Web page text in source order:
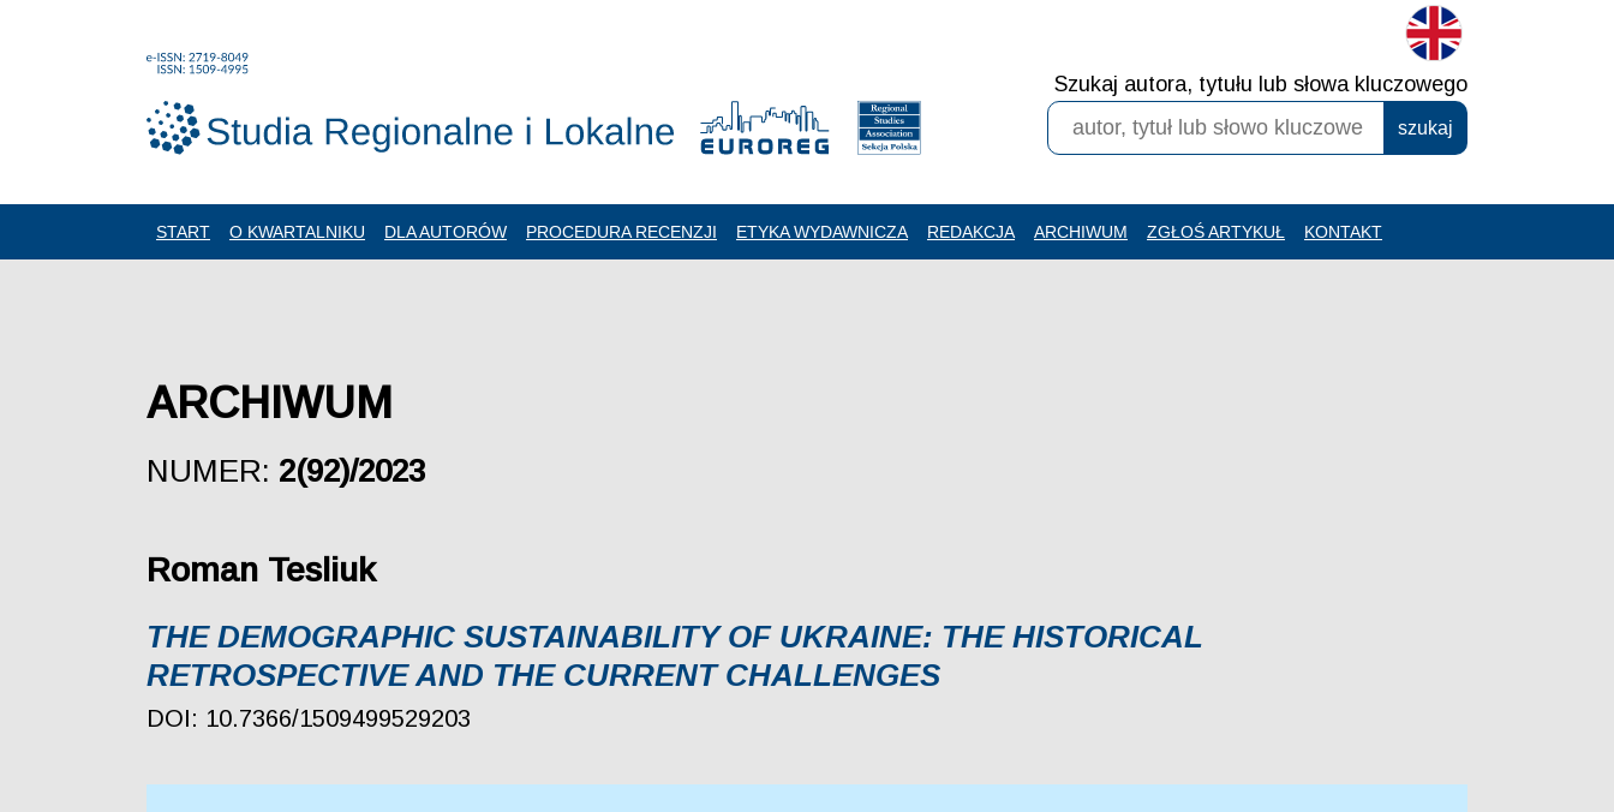
Szukaj autora, tytułu lub słowa kluczowego
START O KWARTALNIKU DLA AUTORÓW PROCEDURA RECENZJI ETYKA WYDAWNICZA REDAKCJA ARCHIWUM ZGŁOŚ ARTYKUŁ KONTAKT
ARCHIWUM
NUMER: 2(92)/2023
Roman Tesliuk
THE DEMOGRAPHIC SUSTAINABILITY OF UKRAINE: THE HISTORICAL
RETROSPECTIVE AND THE CURRENT CHALLENGES
DOI: 10.7366/1509499529203